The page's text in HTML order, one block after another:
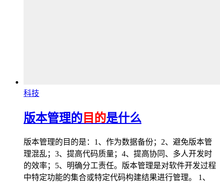
科技
版本管理的 目的是什么
版本管理的目的是：1、作为数据备份；2、避免版本管
理混乱；3、提高代码质量；4、提高协同、多人开发时
的效率；5、明确分工责任。版本管理是对软件开发过程
中特定功能的集合或特定代码构建结果进行管理。 1、